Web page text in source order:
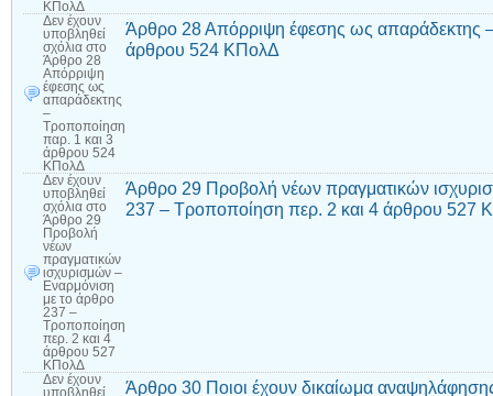
ΚΠολΔ
Δεν έχουν
υποβληθεί
σχόλια στο
Άρθρο 28
Απόρριψη
έφεσης ως
απαράδεκτης
–
Τροποποίηση
παρ. 1 και 3
άρθρου 524
ΚΠολΔ
Άρθρο 28 Απόρριψη έφεσης ως απαράδεκτης
άρθρου 524 ΚΠολΔ
Δεν έχουν
υποβληθεί
σχόλια στο
Άρθρο 29
Προβολή
νέων
πραγματικών
ισχυρισμών –
Εναρμόνιση
με το άρθρο
237 –
Τροποποίηση
περ. 2 και 4
άρθρου 527
ΚΠολΔ
Άρθρο 29 Προβολή νέων πραγματικών
237 – Τροποποίηση περ. 2 και 4 άρθρου 527
Δεν έχουν
υποβληθεί
Άρθρο 30 Ποιοι έχουν δικαίωμα